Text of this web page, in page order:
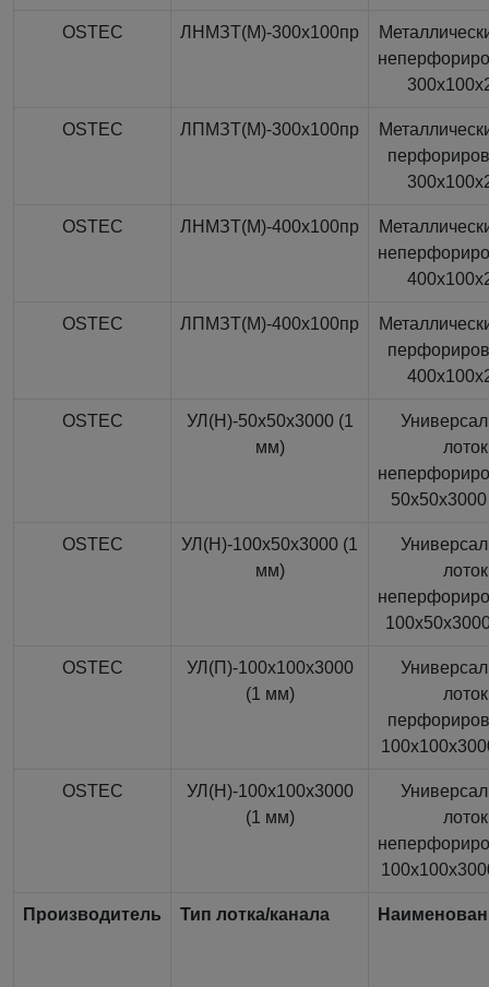
OSTEC ЛНМЗТ(М)-300x100пр
OSTEC ЛПМЗТ(М)-300x100пр
OSTEC ЛНМЗТ(М)-400x100пр
OSTEC ЛПМЗТ(М)-400x100пр
OSTEC
УЛ(Н)-50x50x3000 (1
мм)
лоток
OSTEC
УЛ(Н)-100x50x3000 (1
мм)
лоток
OSTEC
УЛ(П)-100x100x3000
(1 мм)
лоток
OSTEC
УЛ(Н)-100x100x3000
(1 мм)
лоток
Производитель Тип лотка/канала